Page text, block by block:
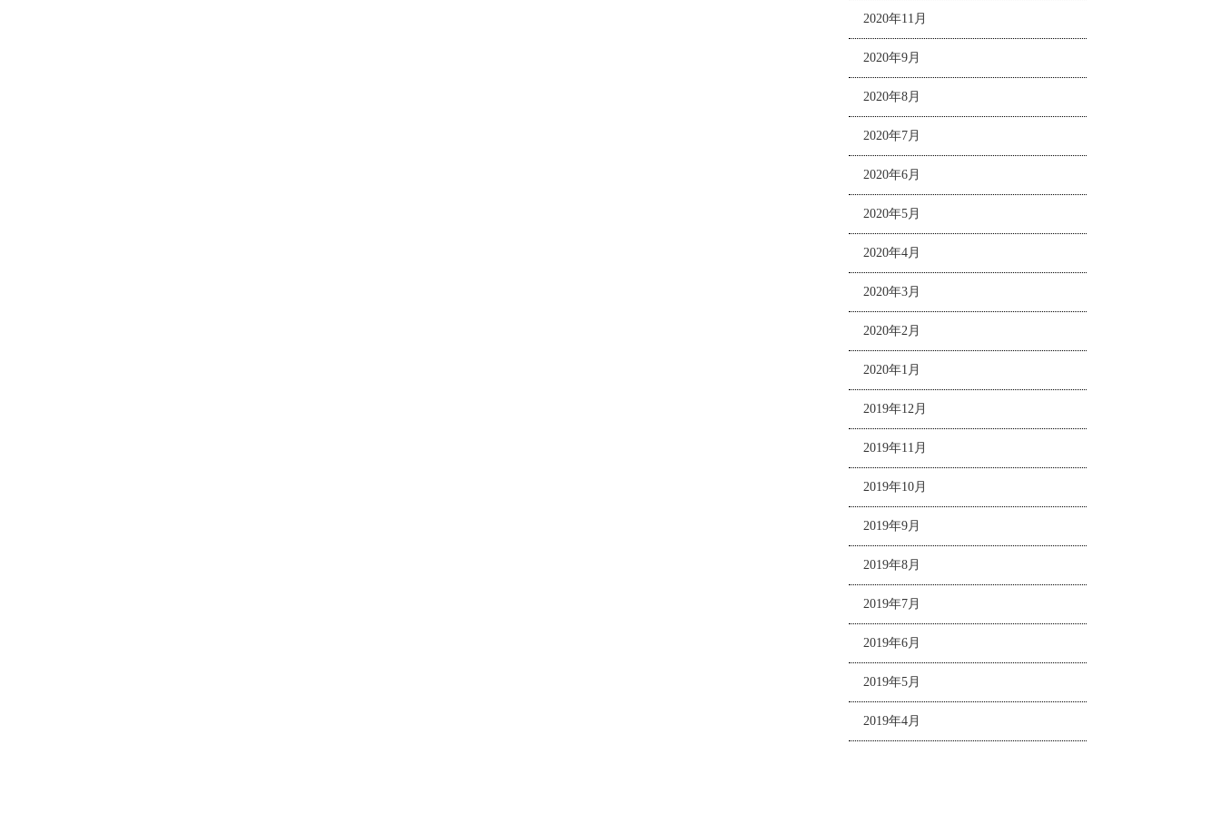
2020年11月
2020年9月
2020年8月
2020年7月
2020年6月
2020年5月
2020年4月
2020年3月
2020年2月
2020年1月
2019年12月
2019年11月
2019年10月
2019年9月
2019年8月
2019年7月
2019年6月
2019年5月
2019年4月